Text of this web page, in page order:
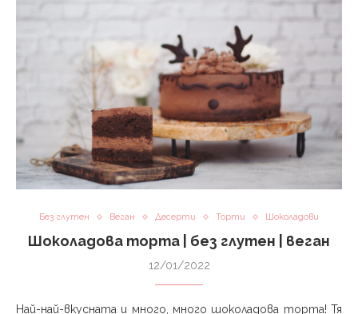
Без глутен Веган Десерти Торти Шоколадови
Шоколадова торта⁣⁣⁣ | без глутен | веган
12/01/2022
Най-най-вкусната и много, много шоколадова торта! Тя